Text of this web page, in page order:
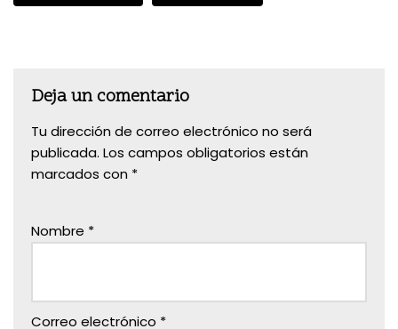
Deja un comentario
Tu dirección de correo electrónico no será
publicada. Los campos obligatorios están
marcados con *
Nombre *
Correo electrónico *